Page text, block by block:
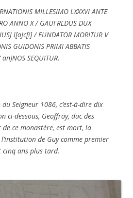
MILLESIMO LXXXVI ANTE
ANNO X / GAUFREDUS DUX
l[oJc[i] / FUNDATOR MORITUR V
GUIDONIS PRIMI ABBATIS
SEQUITUR.
du Seigneur 1086, c’est-à-dire dix
ci-dessous, Geoffroy, duc des
ce monastère, est mort, la
de Guy comme premier
cinq ans plus tard.